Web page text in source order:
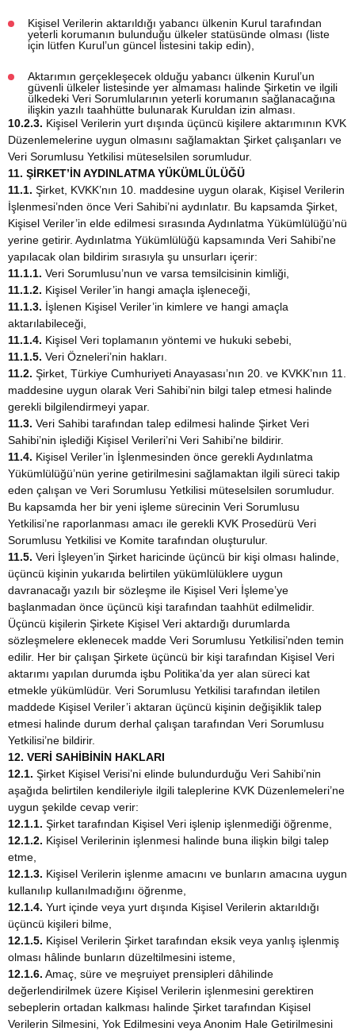
Kişisel Verilerin aktarıldığı yabancı ülkenin Kurul tarafından
yeterli korumanın bulunduğu ülkeler statüsünde olması (liste
için lütfen Kurul’un güncel listesini takip edin),
Aktarımın gerçekleşecek olduğu yabancı ülkenin Kurul’un
güvenli ülkeler listesinde yer almaması halinde Şirketin ve ilgili
ülkedeki Veri Sorumlularının yeterli korumanın sağlanacağına
ilişkin yazılı taahhütte bulunarak Kuruldan izin alması.
10.2.3. Kişisel Verilerin yurt dışında üçüncü kişilere aktarımının KVK
Düzenlemelerine uygun olmasını sağlamaktan Şirket çalışanları ve
Veri Sorumlusu Yetkilisi müteselsilen sorumludur.
11. ŞİRKET’İN AYDINLATMA YÜKÜMLÜLÜĞÜ
11.1. Şirket, KVKK’nın 10. maddesine uygun olarak, Kişisel Verilerin
İşlenmesi’nden önce Veri Sahibi’ni aydınlatır. Bu kapsamda Şirket,
Kişisel Veriler’in elde edilmesi sırasında Aydınlatma Yükümlülüğü’nü
yerine getirir. Aydınlatma Yükümlülüğü kapsamında Veri Sahibi’ne
yapılacak olan bildirim sırasıyla şu unsurları içerir:
11.1.1. Veri Sorumlusu’nun ve varsa temsilcisinin kimliği,
11.1.2. Kişisel Veriler’in hangi amaçla işleneceği,
11.1.3. İşlenen Kişisel Veriler’in kimlere ve hangi amaçla
aktarılabileceği,
11.1.4. Kişisel Veri toplamanın yöntemi ve hukuki sebebi,
11.1.5. Veri Özneleri’nin hakları.
11.2. Şirket, Türkiye Cumhuriyeti Anayasası’nın 20. ve KVKK’nın 11.
maddesine uygun olarak Veri Sahibi’nin bilgi talep etmesi halinde
gerekli bilgilendirmeyi yapar.
11.3. Veri Sahibi tarafından talep edilmesi halinde Şirket Veri
Sahibi’nin işlediği Kişisel Verileri’ni Veri Sahibi’ne bildirir.
11.4. Kişisel Veriler’in İşlenmesinden önce gerekli Aydınlatma
Yükümlülüğü’nün yerine getirilmesini sağlamaktan ilgili süreci takip
eden çalışan ve Veri Sorumlusu Yetkilisi müteselsilen sorumludur.
Bu kapsamda her bir yeni işleme sürecinin Veri Sorumlusu
Yetkilisi’ne raporlanması amacı ile gerekli KVK Prosedürü Veri
Sorumlusu Yetkilisi ve Komite tarafından oluşturulur.
11.5. Veri İşleyen’in Şirket haricinde üçüncü bir kişi olması halinde,
üçüncü kişinin yukarıda belirtilen yükümlülüklere uygun
davranacağı yazılı bir sözleşme ile Kişisel Veri İşleme’ye
başlanmadan önce üçüncü kişi tarafından taahhüt edilmelidir.
Üçüncü kişilerin Şirkete Kişisel Veri aktardığı durumlarda
sözleşmelere eklenecek madde Veri Sorumlusu Yetkilisi’nden temin
edilir. Her bir çalışan Şirkete üçüncü bir kişi tarafından Kişisel Veri
aktarımı yapılan durumda işbu Politika’da yer alan süreci kat
etmekle yükümlüdür. Veri Sorumlusu Yetkilisi tarafından iletilen
maddede Kişisel Veriler’i aktaran üçüncü kişinin değişiklik talep
etmesi halinde durum derhal çalışan tarafından Veri Sorumlusu
Yetkilisi’ne bildirir.
12. VERİ SAHİBİNİN HAKLARI
12.1. Şirket Kişisel Verisi’ni elinde bulundurduğu Veri Sahibi’nin
aşağıda belirtilen kendileriyle ilgili taleplerine KVK Düzenlemeleri’ne
uygun şekilde cevap verir:
12.1.1. Şirket tarafından Kişisel Veri işlenip işlenmediği öğrenme,
12.1.2. Kişisel Verilerinin işlenmesi halinde buna ilişkin bilgi talep
etme,
12.1.3. Kişisel Verilerin işlenme amacını ve bunların amacına uygun
kullanılıp kullanılmadığını öğrenme,
12.1.4. Yurt içinde veya yurt dışında Kişisel Verilerin aktarıldığı
üçüncü kişileri bilme,
12.1.5. Kişisel Verilerin Şirket tarafından eksik veya yanlış işlenmiş
olması hâlinde bunların düzeltilmesini isteme,
12.1.6. Amaç, süre ve meşruiyet prensipleri dâhilinde
değerlendirilmek üzere Kişisel Verilerin işlenmesini gerektiren
sebeplerin ortadan kalkması halinde Şirket tarafından Kişisel
Verilerin Silmesini, Yok Edilmesini veya Anonim Hale Getirilmesini